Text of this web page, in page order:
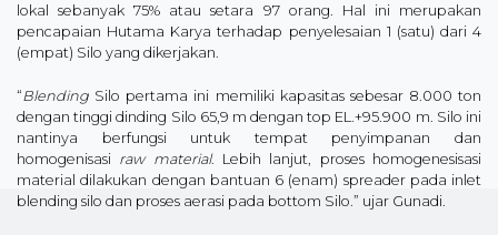
lokal sebanyak 75% atau setara 97 orang. Hal ini merupakan
pencapaian Hutama Karya terhadap penyelesaian 1 (satu) dari 4
(empat) Silo yang dikerjakan.
“Blending Silo pertama ini memiliki kapasitas sebesar 8.000 ton
dengan tinggi dinding Silo 65,9 m dengan top EL.+95.900 m. Silo ini
nantinya berfungsi untuk tempat penyimpanan dan
homogenisasi raw material. Lebih lanjut, proses homogenesisasi
material dilakukan dengan bantuan 6 (enam) spreader pada inlet
blending silo dan proses aerasi pada bottom Silo.” ujar Gunadi.